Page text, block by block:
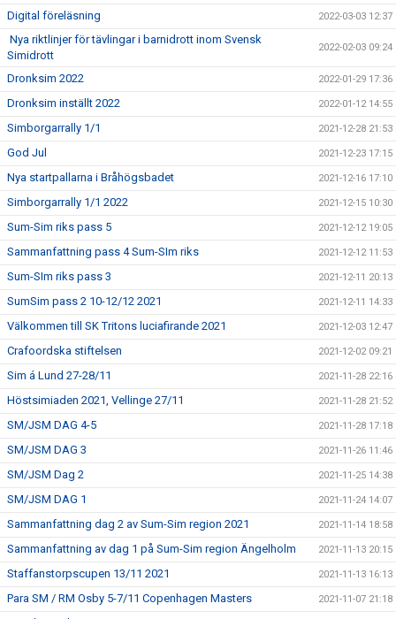
Digital föreläsning 2022-03-03 12:37
Nya riktlinjer för tävlingar i barnidrott inom Svensk
Simidrott
2022-02-03 09:24
Dronksim 2022 2022-01-29 17:36
Dronksim inställt 2022 2022-01-12 14:55
Simborgarrally 1/1 2021-12-28 21:53
God Jul 2021-12-23 17:15
Nya startpallarna i Bråhögsbadet 2021-12-16 17:10
Simborgarrally 1/1 2022 2021-12-15 10:30
Sum-Sim riks pass 5 2021-12-12 19:05
Sammanfattning pass 4 Sum-SIm riks 2021-12-12 11:53
Sum-SIm riks pass 3 2021-12-11 20:13
SumSim pass 2 10-12/12 2021 2021-12-11 14:33
Välkommen till SK Tritons luciafirande 2021 2021-12-03 12:47
Crafoordska stiftelsen 2021-12-02 09:21
Sim á Lund 27-28/11 2021-11-28 22:16
Höstsimiaden 2021, Vellinge 27/11 2021-11-28 21:52
SM/JSM DAG 4-5 2021-11-28 17:18
SM/JSM DAG 3 2021-11-26 11:46
SM/JSM Dag 2 2021-11-25 14:38
SM/JSM DAG 1 2021-11-24 14:07
Sammanfattning dag 2 av Sum-Sim region 2021 2021-11-14 18:58
Sammanfattning av dag 1 på Sum-Sim region Ängelholm 2021-11-13 20:15
Staffanstorpscupen 13/11 2021 2021-11-13 16:13
Para SM / RM Osby 5-7/11 Copenhagen Masters 2021-11-07 21:18